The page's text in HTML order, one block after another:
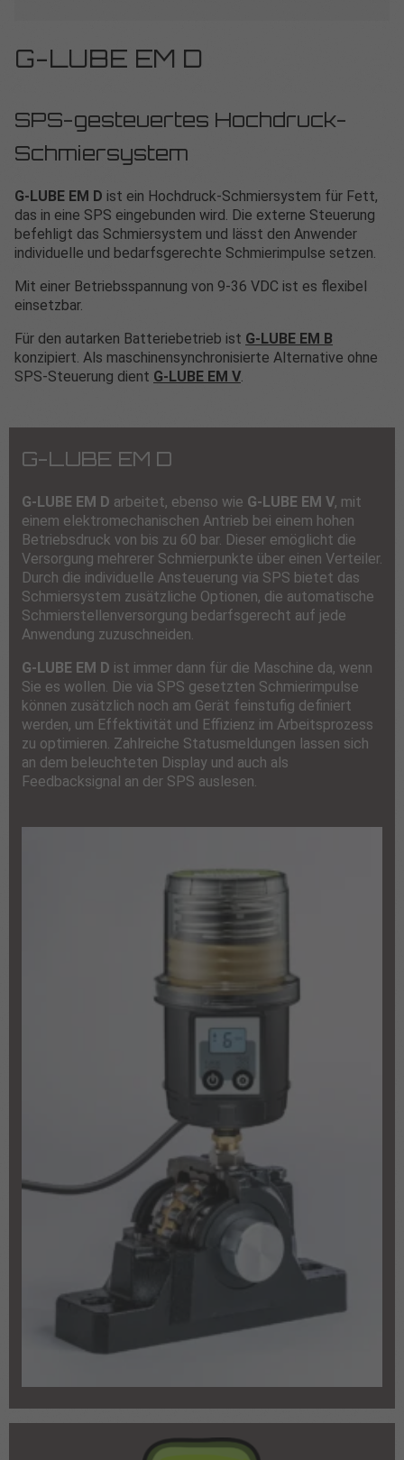
G-LUBE EM D
SPS-gesteuertes Hochdruck-
Schmiersystem
G-LUBE EM D ist ein Hochdruck-Schmiersystem für Fett,
das in eine SPS eingebunden wird. Die externe Steuerung
befehligt das Schmiersystem und lässt den Anwender
individuelle und bedarfsgerechte Schmierimpulse setzen.
Mit einer Betriebsspannung von 9-36 VDC ist es flexibel
einsetzbar.
Für den autarken Batteriebetrieb ist G‑LUBE EM B
konzipiert. Als maschinensynchronisierte Alternative ohne
SPS-Steuerung dient G‑LUBE EM V.
G-LUBE EM D
G-LUBE EM D arbeitet, ebenso wie G-LUBE EM V, mit
einem elektromechanischen Antrieb bei einem hohen
Betriebsdruck von bis zu 60 bar. Dieser emöglicht die
Versorgung mehrerer Schmierpunkte über einen Verteiler.
Durch die individuelle Ansteuerung via SPS bietet das
Schmiersystem zusätzliche Optionen, die automatische
Schmierstellenversorgung bedarfsgerecht auf jede
Anwendung zuzuschneiden.
G-LUBE EM D ist immer dann für die Maschine da, wenn
Sie es wollen. Die via SPS gesetzten Schmierimpulse
können zusätzlich noch am Gerät feinstufig definiert
werden, um Effektivität und Effizienz im Arbeitsprozess
zu optimieren. Zahlreiche Statusmeldungen lassen sich
an dem beleuchteten Display und auch als
Feedbacksignal an der SPS auslesen.